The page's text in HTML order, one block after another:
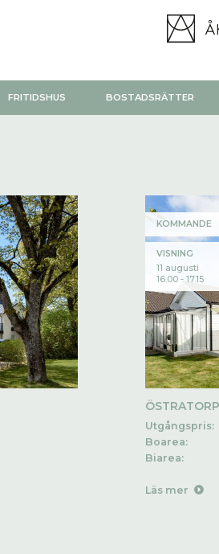
FRITIDSHUS BOSTADSRÄTTER
KOMMANDE
VISNING
11 augusti
16.00 - 17.15
Utgångspris:
Boarea:
Biarea:
Läs mer